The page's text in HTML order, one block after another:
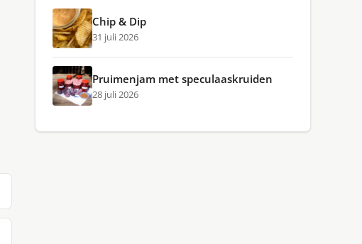
Chip & Dip
31 juli 2026
Pruimenjam met speculaaskruiden
28 juli 2026